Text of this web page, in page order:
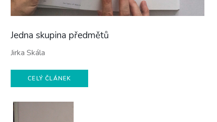
Jedna skupina předmětů
Jirka Skála
CELÝ ČLÁNEK